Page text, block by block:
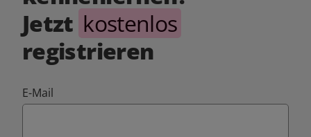
Jetzt kostenlos
registrieren
E-Mail